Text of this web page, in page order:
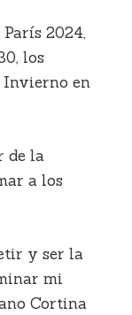
2024,
los
Invierno en
de la
a los
y ser la
mi
Cortina